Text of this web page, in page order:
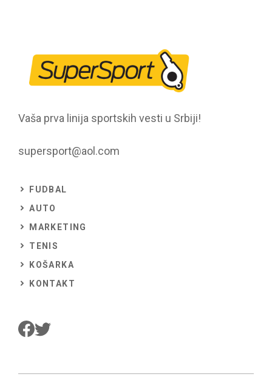
Vaša prva linija sportskih vesti u Srbiji!
supersport@aol.com
FUDBAL
AUTO
MARKETING
TENIS
KOŠARKA
KONTAKT